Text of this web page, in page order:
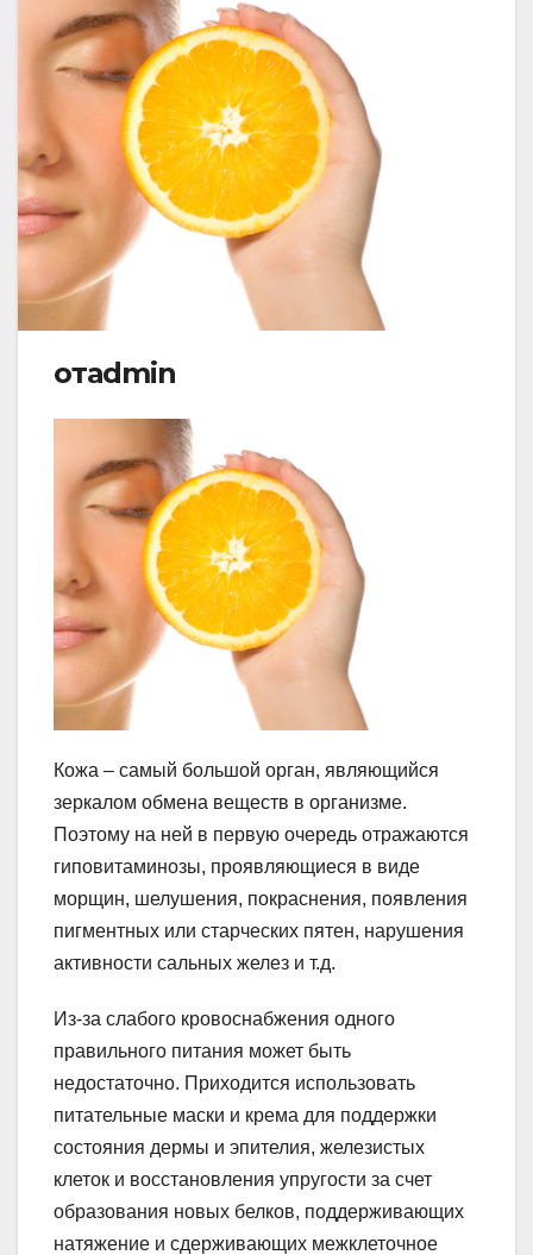
отadmin
Кожа – самый большой орган, являющийся
зеркалом обмена веществ в организме.
Поэтому на ней в первую очередь отражаются
гиповитаминозы, проявляющиеся в виде
морщин, шелушения, покраснения, появления
пигментных или старческих пятен, нарушения
активности сальных желез и т.д.
Из-за слабого кровоснабжения одного
правильного питания может быть
недостаточно. Приходится использовать
питательные маски и крема для поддержки
состояния дермы и эпителия, железистых
клеток и восстановления упругости за счет
образования новых белков, поддерживающих
натяжение и сдерживающих межклеточное